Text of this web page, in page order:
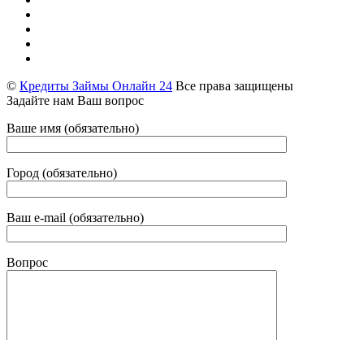
© Кредиты Займы Онлайн 24 Все права защищены
Задайте нам Ваш вопрос
Ваше имя (обязательно)
Город (обязательно)
Ваш e-mail (обязательно)
Вопрос